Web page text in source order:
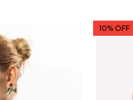
10% OFF